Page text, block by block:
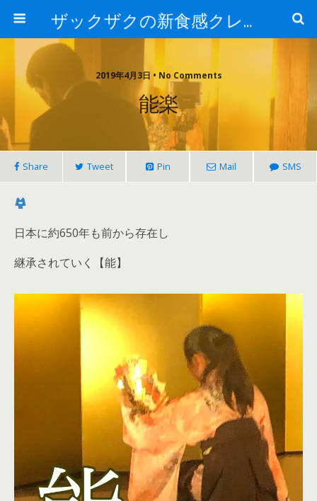
ザックザクの新食感クレープ|CREPE & CAFE Hi5
2019年4月3日 • No Comments
能楽
Share Tweet Pin Mail SMS
日本に約650年も前から存在し
継承されていく【能】